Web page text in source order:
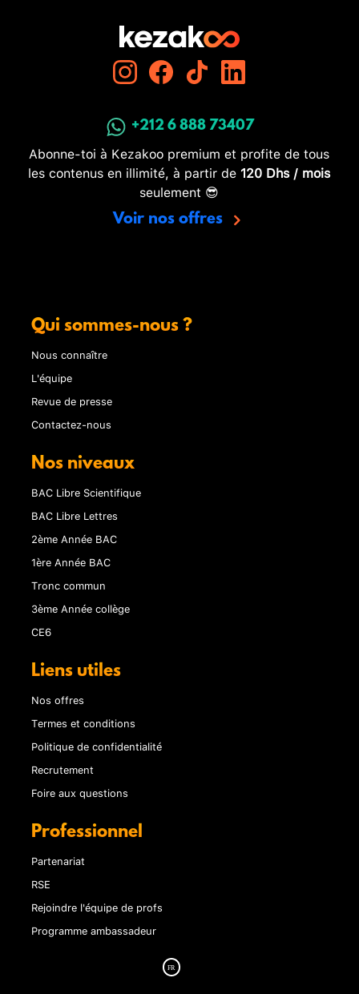
+212 6 888 73407
Abonne-toi à Kezakoo premium et profite de tous
les contenus en illimité, à partir de 120 Dhs / mois
seulement 😎
Voir nos offres
Qui sommes-nous ?
Nous connaître
L'équipe
Revue de presse
Contactez-nous
Nos niveaux
BAC Libre Scientifique
BAC Libre Lettres
2ème Année BAC
1ère Année BAC
Tronc commun
3ème Année collège
CE6
Liens utiles
Nos offres
Termes et conditions
Politique de confidentialité
Recrutement
Foire aux questions
Professionnel
Partenariat
RSE
Rejoindre l'équipe de profs
Programme ambassadeur